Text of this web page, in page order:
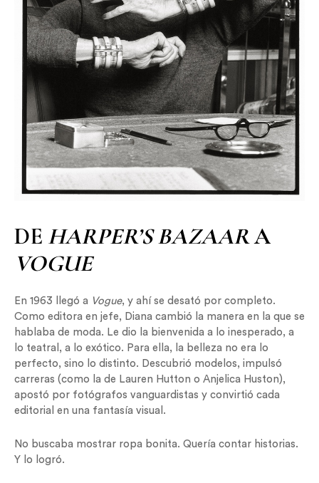
DE HARPER’S BAZAARA
VOGUE
En 1963 llegó a Vogue, y ahí se desató por completo.
Como editora en jefe, Diana cambió la manera en la que se
hablaba de moda. Le dio la bienvenida a lo inesperado, a
lo teatral, a lo exótico. Para ella, la belleza no era lo
perfecto, sino lo distinto. Descubrió modelos, impulsó
carreras (como la de Lauren Hutton o Anjelica Huston),
apostó por fotógrafos vanguardistas y convirtió cada
editorial en una fantasía visual.
No buscaba mostrar ropa bonita. Quería contar historias.
Y lo logró.